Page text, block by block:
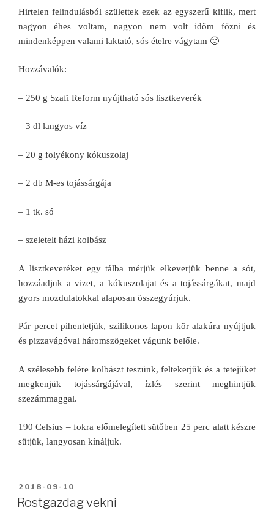
Hirtelen felindulásból születtek ezek az egyszerű kiflik, mert
nagyon éhes voltam, nagyon nem volt időm főzni és
mindenképpen valami laktató, sós ételre vágytam 🙂
Hozzávalók:
– 250 g Szafi Reform nyújtható sós lisztkeverék
– 3 dl langyos víz
– 20 g folyékony kókuszolaj
– 2 db M-es tojássárgája
– 1 tk. só
– szeletelt házi kolbász
A lisztkeveréket egy tálba mérjük elkeverjük benne a sót,
hozzáadjuk a vizet, a kókuszolajat és a tojássárgákat, majd
gyors mozdulatokkal alaposan összegyúrjuk.
Pár percet pihentetjük, szilikonos lapon kör alakúra nyújtjuk
és pizzavágóval háromszögeket vágunk belőle.
A szélesebb felére kolbászt teszünk, feltekerjük és a tetejüket
megkenjük tojássárgájával, ízlés szerint meghintjük
szezámmaggal.
190 Celsius – fokra előmelegített sütőben 25 perc alatt készre
sütjük, langyosan kínáljuk.
BEKÜLDVE:
2018-09-10
Rostgazdag vekni